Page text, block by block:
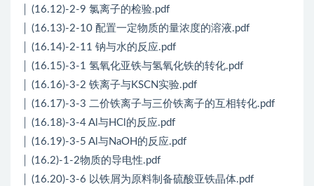
│ (16.12)-2-9 氯离子的检验.pdf
│ (16.13)-2-10 配置一定物质的量浓度的溶液.pdf
│ (16.14)-2-11 钠与水的反应.pdf
│ (16.15)-3-1 氢氧化亚铁与氢氧化铁的转化.pdf
│ (16.16)-3-2 铁离子与KSCN实验.pdf
│ (16.17)-3-3 二价铁离子与三价铁离子的互相转化.pdf
│ (16.18)-3-4 Al与HCl的反应.pdf
│ (16.19)-3-5 Al与NaOH的反应.pdf
│ (16.2)-1-2物质的导电性.pdf
│ (16.20)-3-6 以铁屑为原料制备硫酸亚铁晶体.pdf